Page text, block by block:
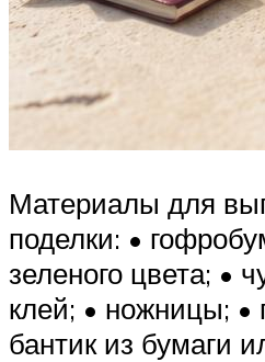
Материалы для
поделки: •
зеленого цвета; •
клей; • ножницы; •
бантик из бумаги